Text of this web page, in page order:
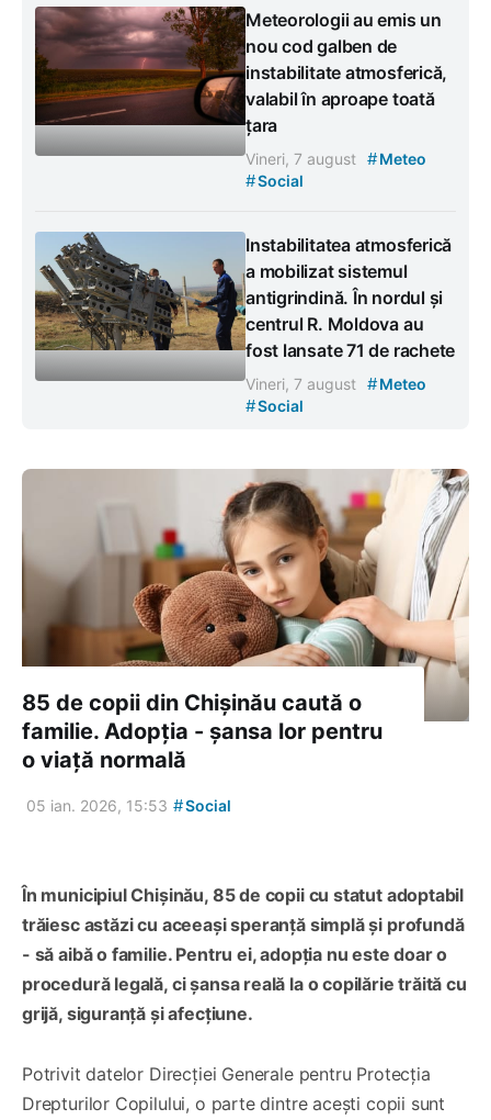
Meteorologii au emis un
nou cod galben de
instabilitate atmosferică,
valabil în aproape toată
țara
Vineri, 7 august #Meteo
#Social
Instabilitatea atmosferică
a mobilizat sistemul
antigrindină. În nordul și
centrul R. Moldova au
fost lansate 71 de rachete
Vineri, 7 august #Meteo
#Social
85 de copii din Chișinău caută o
familie. Adopția - șansa lor pentru
o viață normală
05 ian. 2026, 15:53 #Social
În municipiul Chișinău, 85 de copii cu statut adoptabil
trăiesc astăzi cu aceeași speranță simplă și profundă
- să aibă o familie. Pentru ei, adopția nu este doar o
procedură legală, ci șansa reală la o copilărie trăită cu
grijă, siguranță și afecțiune.
Potrivit datelor Direcției Generale pentru Protecția
Drepturilor Copilului, o parte dintre acești copii sunt